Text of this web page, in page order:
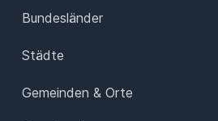
Bundesländer
Städte
Gemeinden & Orte